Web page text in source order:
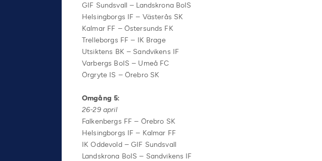
GIF Sundsvall – Landskrona BoIS
Helsingborgs IF – Västerås SK
Kalmar FF – Östersunds FK
Trelleborgs FF – IK Brage
Utsiktens BK – Sandvikens IF
Varbergs BoIS – Umeå FC
Örgryte IS – Örebro SK
Omgång 5:
26-29 april
Falkenbergs FF – Örebro SK
Helsingborgs IF – Kalmar FF
IK Oddevold – GIF Sundsvall
Landskrona BoIS – Sandvikens IF